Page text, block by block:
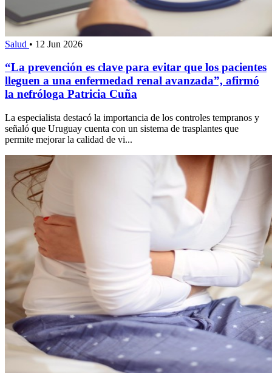
Salud • 12 Jun 2026
“La prevención es clave para evitar que los pacientes
lleguen a una enfermedad renal avanzada”, afirmó
la nefróloga Patricia Cuña
La especialista destacó la importancia de los controles tempranos y
señaló que Uruguay cuenta con un sistema de trasplantes que
permite mejorar la calidad de vi...